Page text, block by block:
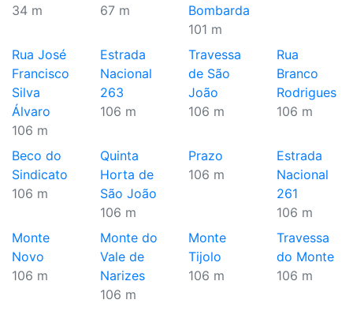
34 m
67 m
Bombarda
101 m
Rua José
Francisco
Silva
Álvaro
106 m
Estrada
Nacional
263
106 m
Travessa
de São
João
106 m
Rua
Branco
Rodrigues
106 m
Beco do
Sindicato
106 m
Quinta
Horta de
São João
106 m
Prazo
106 m
Estrada
Nacional
261
106 m
Monte
Novo
106 m
Monte do
Vale de
Narizes
106 m
Monte
Tijolo
106 m
Travessa
do Monte
106 m